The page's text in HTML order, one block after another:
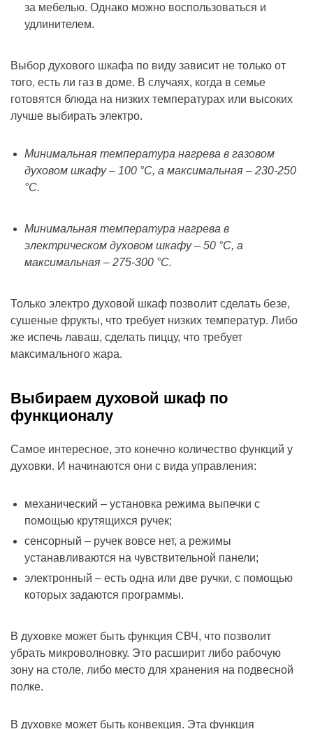
за мебелью. Однако можно воспользоваться и
удлинителем.
Выбор духового шкафа по виду зависит не только от
того, есть ли газ в доме. В случаях, когда в семье
готовятся блюда на низких температурах или высоких
лучше выбирать электро.
Минимальная температура нагрева в газовом
духовом шкафу – 100 °C, а максимальная – 230-250
°C.
Минимальная температура нагрева в
электрическом духовом шкафу – 50 °C, а
максимальная – 275-300 °C.
Только электро духовой шкаф позволит сделать безе,
сушеные фрукты, что требует низких температур. Либо
же испечь лаваш, сделать пиццу, что требует
максимального жара.
Выбираем духовой шкаф по
функционалу
Самое интересное, это конечно количество функций у
духовки. И начинаются они с вида управления:
механический – установка режима выпечки с
помощью крутящихся ручек;
сенсорный – ручек вовсе нет, а режимы
устанавливаются на чувствительной панели;
электронный – есть одна или две ручки, с помощью
которых задаются программы.
В духовке может быть функция СВЧ, что позволит
убрать микроволновку. Это расширит либо рабочую
зону на столе, либо место для хранения на подвесной
полке.
В духовке может быть конвекция. Эта функция